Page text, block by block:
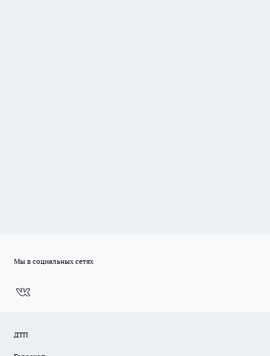
Мы в социальных сетях
ДТП